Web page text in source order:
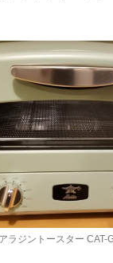
アラジントースター CAT-